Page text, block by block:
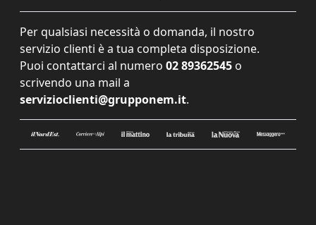
Per qualsiasi necessità o domanda, il nostro
servizio clienti è a tua completa disposizione.
Puoi contattarci al numero 02 89362545 o
scrivendo una mail a
servizioclienti@grupponem.it.